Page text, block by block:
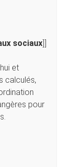
sociaux]]
et
calculés,
pour